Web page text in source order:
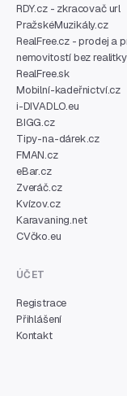
RDY.cz - zkracovač url
PražskéMuzikály.cz
RealFree.cz - prodej a
nemovitostí bez realitky
RealFree.sk
Mobilní-kadeřnictví.cz
i-DIVADLO.eu
BIGG.cz
Tipy-na-dárek.cz
FMAN.cz
eBar.cz
Zveráč.cz
Kvízov.cz
Karavaning.net
CVčko.eu
ÚČET
Registrace
Přihlášení
Kontakt